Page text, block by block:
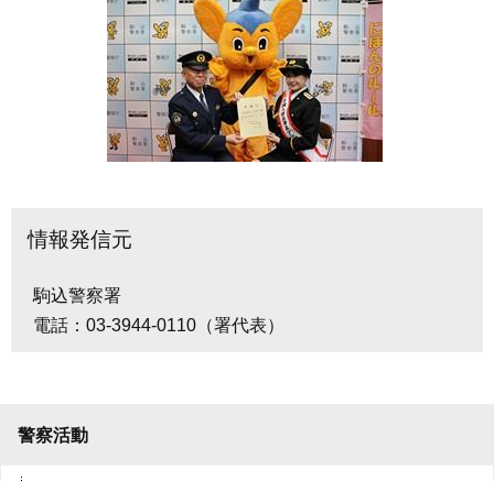
情報発信元
駒込警察署
電話：03-3944-0110（署代表）
警察活動